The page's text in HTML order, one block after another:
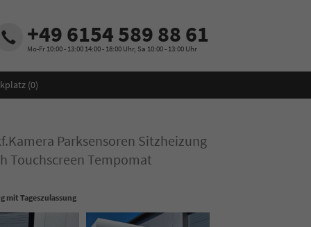
+49 6154 589 88 61
Mo-Fr 10:00 - 13:00 14:00 - 18:00 Uhr, Sa 10:00 - 13:00 Uhr
(0)
Parksensoren Sitzheizung
Touchscreen Tempomat
mit Tageszulassung